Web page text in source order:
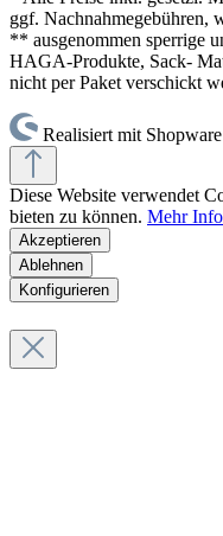
ggf. Nachnahmegebühren,
** ausgenommen sperrige
HAGA-Produkte, Sack-
nicht per Paket verschickt
Realisiert mit Shopware
Diese Website verwendet
bieten zu können. Mehr
Akzeptieren
Ablehnen
Konfigurieren